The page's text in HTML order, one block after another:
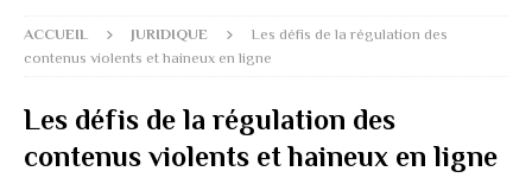
ACCUEIL JURIDIQUE
Les défis de la régulation des
contenus violents et haineux en ligne
Les défis de la régulation des
contenus violents et haineux en ligne